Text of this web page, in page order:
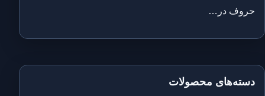
حروف در…
دسته‌های محصولات